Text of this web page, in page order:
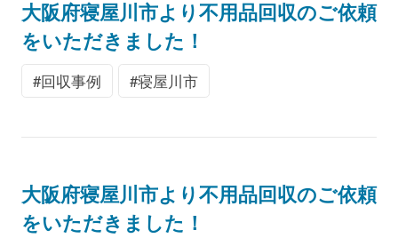
大阪府寝屋川市より不用品回収のご依頼
をいただきました！
回収事例 寝屋川市
大阪府寝屋川市より不用品回収のご依頼
をいただきました！